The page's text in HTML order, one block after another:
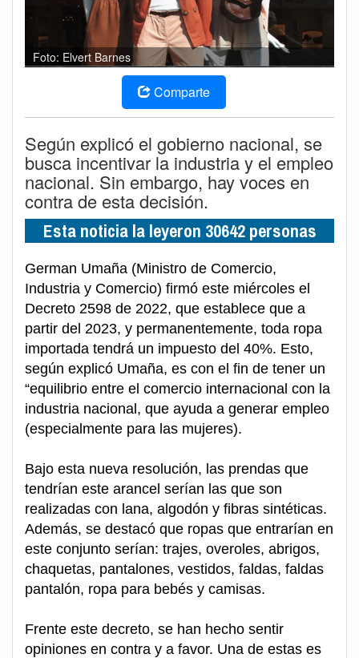
Foto: Elvert Barnes
Comparte
Según explicó el gobierno nacional, se
busca incentivar la industria y el empleo
nacional. Sin embargo, hay voces en
contra de esta decisión.
Esta noticia la leyeron 30642 personas
German Umaña (Ministro de Comercio,
Industria y Comercio) firmó este miércoles el
Decreto 2598 de 2022, que establece que a
partir del 2023, y permanentemente, toda ropa
importada tendrá un impuesto del 40%. Esto,
según explicó Umaña, es con el fin de tener un
“equilibrio entre el comercio internacional con la
industria nacional, que ayuda a generar empleo
(especialmente para las mujeres).
Bajo esta nueva resolución, las prendas que
tendrían este arancel serían las que son
realizadas con lana, algodón y fibras sintéticas.
Además, se destacó que ropas que entrarían en
este conjunto serían: trajes, overoles, abrigos,
chaquetas, pantalones, vestidos, faldas, faldas
pantalón, ropa para bebés y camisas.
Frente este decreto, se han hecho sentir
opiniones en contra y a favor. Una de estas es